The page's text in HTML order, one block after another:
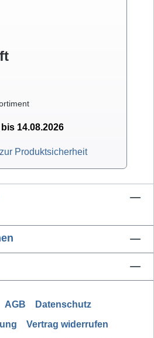
14.08.2026
Produktsicherheit
AGB
Datenschutz
Vertrag widerrufen